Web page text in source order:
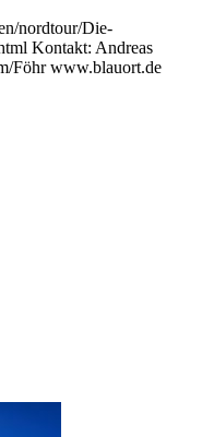
nordtour/Die-
Kontakt: Andreas
Föhr www.blauort.de